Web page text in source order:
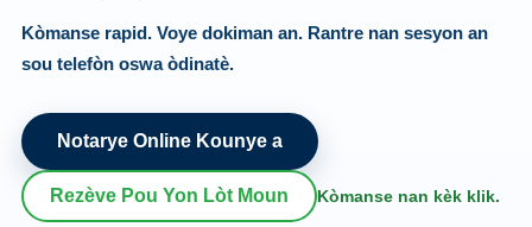
Kòmanse rapid. Voye dokiman an. Rantre nan sesyon an
sou telefòn oswa òdinatè.
Notarye Online Kounye a
Rezève Pou Yon Lòt Moun Kòmanse nan kèk klik.